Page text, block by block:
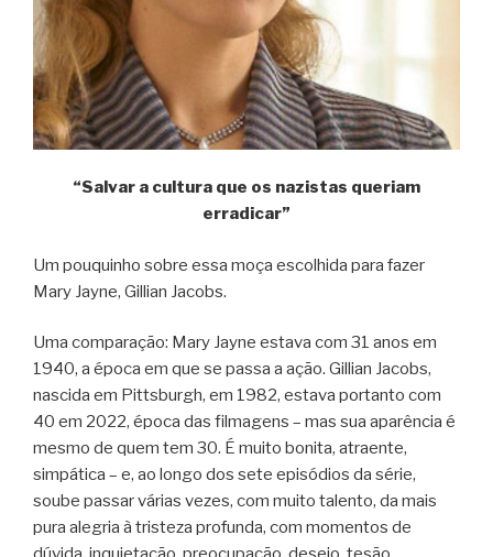
“Salvar a cultura que os nazistas queriam
erradicar”
Um pouquinho sobre essa moça escolhida para fazer
Mary Jayne, Gillian Jacobs.
Uma comparação: Mary Jayne estava com 31 anos em
1940, a época em que se passa a ação. Gillian Jacobs,
nascida em Pittsburgh, em 1982, estava portanto com
40 em 2022, época das filmagens – mas sua aparência é
mesmo de quem tem 30. É muito bonita, atraente,
simpática – e, ao longo dos sete episódios da série,
soube passar várias vezes, com muito talento, da mais
pura alegria à tristeza profunda, com momentos de